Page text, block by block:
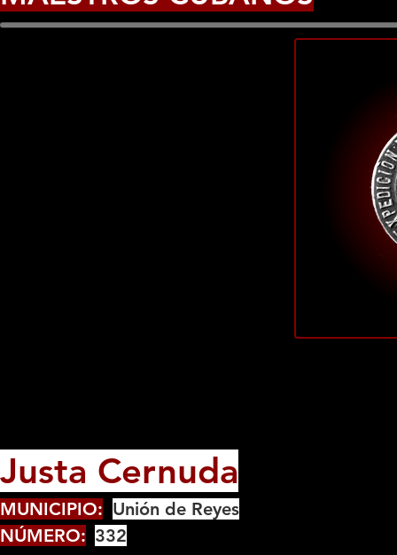
Justa Cernuda
MUNICIPIO: Unión de Reyes
NÚMERO: 332